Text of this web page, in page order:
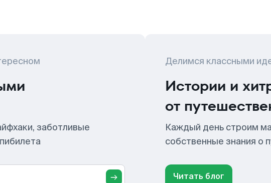
заботливые
Делимся классными
Истории и
от
Каждый день строим
собственные знания о
Читать блог